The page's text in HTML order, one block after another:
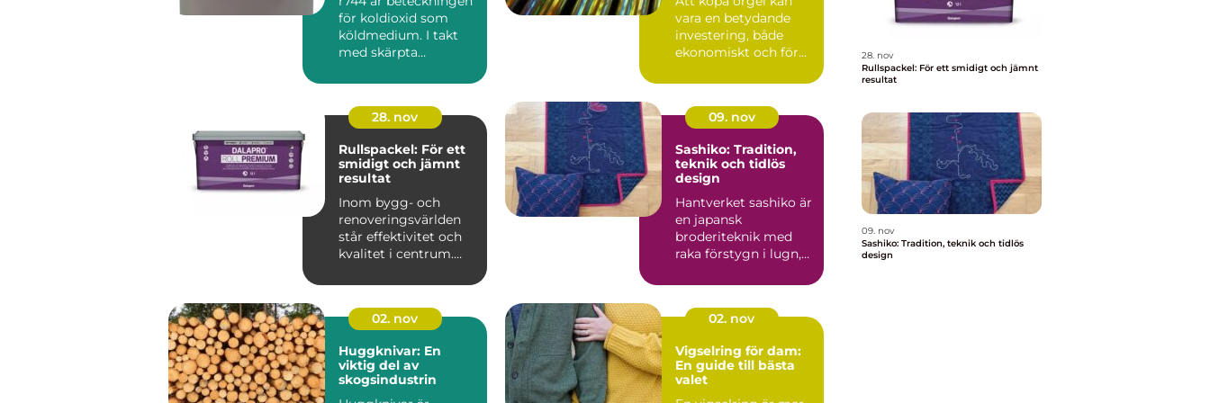
för koldioxid som
köldmedium. I takt
med skärpta
energipriser ...
vara en betydande
investering, både
ekonomiskt och för
28. nov
Rullspackel: För ett
smidigt och jämnt
resultat
Inom bygg- och
renoveringsvärlden
står effektivitet och
kvalitet i centrum.
09. nov
Sashiko: Tradition,
teknik och tidlös
design
Hantverket sashiko är
en japansk
broderiteknik med
raka förstygn i lugn,
02. nov
Huggknivar: En
viktig del av
skogsindustrin
02. nov
Vigselring för dam:
En guide till bästa
valet
28. nov
Rullspackel: För ett smidigt och jämnt
resultat
09. nov
Sashiko: Tradition, teknik och tidlös
design